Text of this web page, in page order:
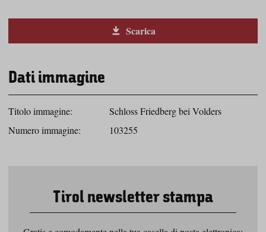
Scarica
Dati immagine
Titolo immagine:
Schloss Friedberg bei Volders
Numero immagine:
103255
Tirol newsletter stampa